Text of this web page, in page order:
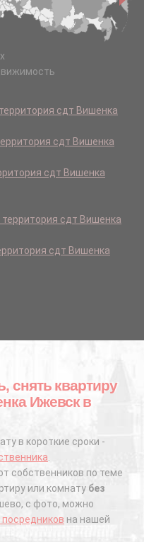
сдт Вишенка
сдт Вишенка
сдт Вишенка
территория сдт Вишенка
сдт Вишенка
снять квартиру
Ижевск в
в короткие сроки -
.
собственников по теме
или комнату без
с фото, можно
посредников на нашей